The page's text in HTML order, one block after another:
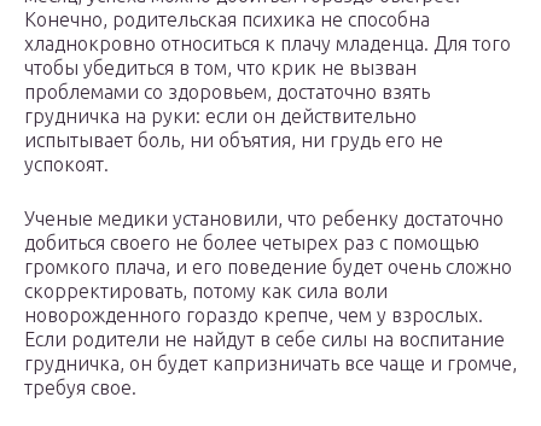
Конечно, родительская психика не способна
хладнокровно относиться к плачу младенца. Для того
чтобы убедиться в том, что крик не вызван
проблемами со здоровьем, достаточно взять
грудничка на руки: если он действительно
испытывает боль, ни объятия, ни грудь его не
успокоят.
Ученые медики установили, что ребенку достаточно
добиться своего не более четырех раз с помощью
громкого плача, и его поведение будет очень сложно
скорректировать, потому как сила воли
новорожденного гораздо крепче, чем у взрослых.
Если родители не найдут в себе силы на воспитание
грудничка, он будет капризничать все чаще и громче,
требуя свое.